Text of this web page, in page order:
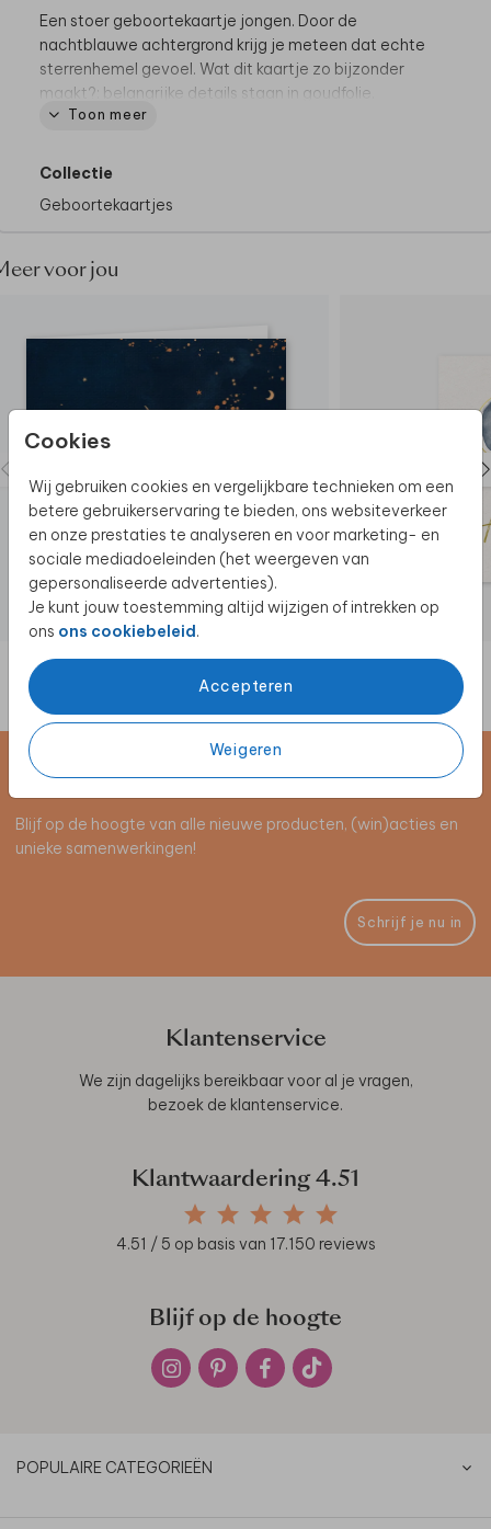
Cookies
Wij gebruiken cookies en vergelijkbare technieken om een
betere gebruikerservaring te bieden, ons websiteverkeer
en onze prestaties te analyseren en voor marketing- en
sociale mediadoeleinden (het weergeven van
gepersonaliseerde advertenties).
Je kunt jouw toestemming altijd wijzigen of intrekken op
ons ons cookiebeleid.
Accepteren
Weigeren
Een stoer geboortekaartje jongen. Door de
nachtblauwe achtergrond krijg je meteen dat echte
sterrenhemel gevoel. Wat dit kaartje zo bijzonder
maakt?: belangrijke details staan in goudfolie.
• Om de stijl compleet te maken kies je voor de
• Een envelop in de kleur donkerblauw is prachtig bij
• Maak de envelop dicht met een bijpassende
sluitzegel.
Wil je het kaartje in een ander formaat? Heb je nog
vragen?
We helpen je graag!
Zo mooi! Maak van jullie geboortekaartje een
blijvende herinnering? Bestel het geboortekaartje
uitvergroot voor aan de muur! Klik hier voor meer
informatie.
Toon meer
Collectie
Geboortekaartjes
voor jou
Schrijf je in voor de nieuwsbrief
Blijf op de hoogte van alle nieuwe producten, (win)acties en
unieke samenwerkingen!
Schrijf je nu in
Klantenservice
We zijn dagelijks bereikbaar voor al je vragen,
bezoek de klantenservice.
Klantwaardering 4.51
4.51 / 5 op basis van 17.150 reviews
Blijf op de hoogte
POPULAIRE CATEGORIEËN